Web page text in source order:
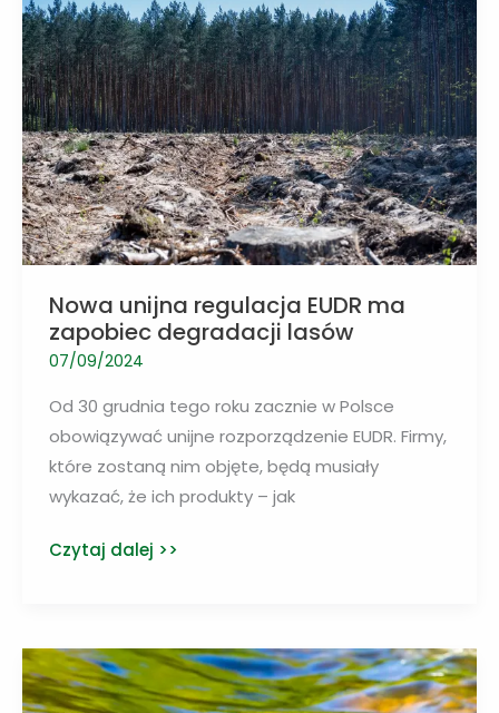
korzyści
niż
strat
Nowa unijna regulacja EUDR ma
zapobiec degradacji lasów
07/09/2024
Od 30 grudnia tego roku zacznie w Polsce
obowiązywać unijne rozporządzenie EUDR. Firmy,
które zostaną nim objęte, będą musiały
wykazać, że ich produkty – jak
Nowa
ma
zapobiec
Czytaj dalej >>